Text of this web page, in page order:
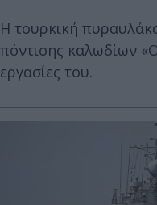
Η τουρκική
πόντισης καλωδίων
εργασίες του.